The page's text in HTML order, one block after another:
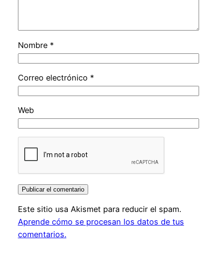
Nombre *
Correo electrónico *
Web
Este sitio usa Akismet para reducir el spam.
Aprende cómo se procesan los datos de tus
comentarios.